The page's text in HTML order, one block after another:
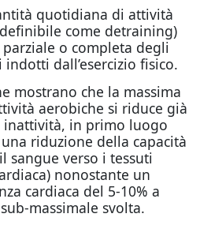
quotidiana di attività
come detraining)
o completa degli
dall’esercizio fisico.
mostrano che la massima
aerobiche si riduce già
inattività, in primo luogo
riduzione della capacità
sangue verso i tessuti
nonostante un
cardiaca del 5-10% a
massimale svolta.